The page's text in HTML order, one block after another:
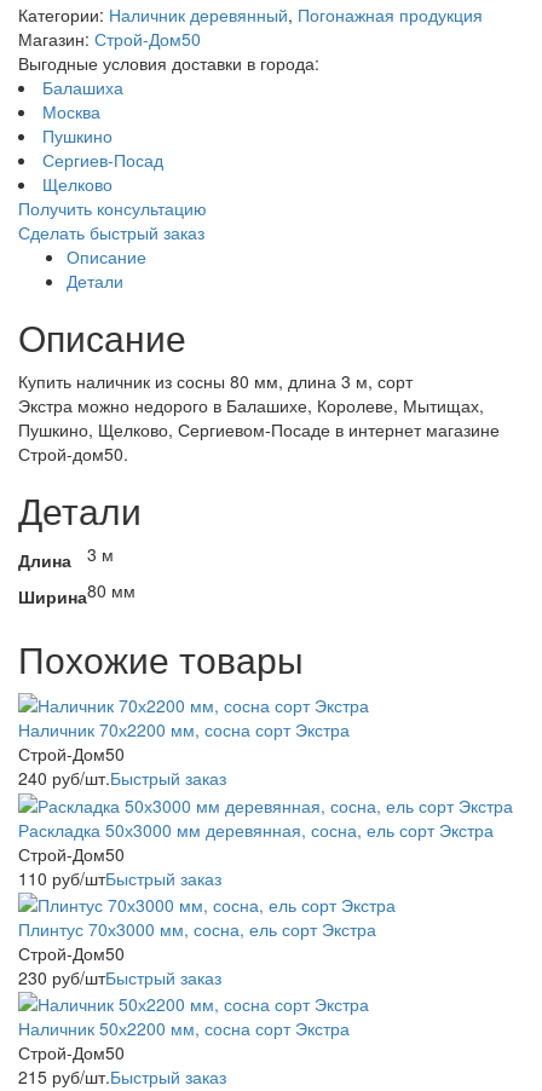
Категории: Наличник деревянный, Погонажная продукция
Магазин: Строй-Дом50
Выгодные условия доставки в города:
Балашиха
Москва
Пушкино
Сергиев-Посад
Щелково
Получить консультацию
Сделать быстрый заказ
Описание
Детали
Описание
Купить наличник из сосны 80 мм, длина 3 м, сорт
Экстра можно недорого в Балашихе, Королеве, Мытищах,
Пушкино, Щелково, Сергиевом-Посаде в интернет магазине
Строй-дом50.
Детали
Длина
3 м
Ширина80 мм
Похожие товары
Наличник 70х2200 мм, сосна сорт Экстра
Строй-Дом50
240 руб/шт.Быстрый заказ
Раскладка 50х3000 мм деревянная, сосна, ель сорт Экстра
Строй-Дом50
110 руб/штБыстрый заказ
Плинтус 70х3000 мм, сосна, ель сорт Экстра
Строй-Дом50
230 руб/штБыстрый заказ
Наличник 50х2200 мм, сосна сорт Экстра
Строй-Дом50
215 руб/шт.Быстрый заказ